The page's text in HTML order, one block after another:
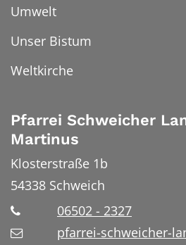
Umwelt
Unser Bistum
Weltkirche
Pfarrei Schweicher
Martinus
Klosterstraße 1b
54338 Schweich
06502 - 2327
pfarrei-schweicher-